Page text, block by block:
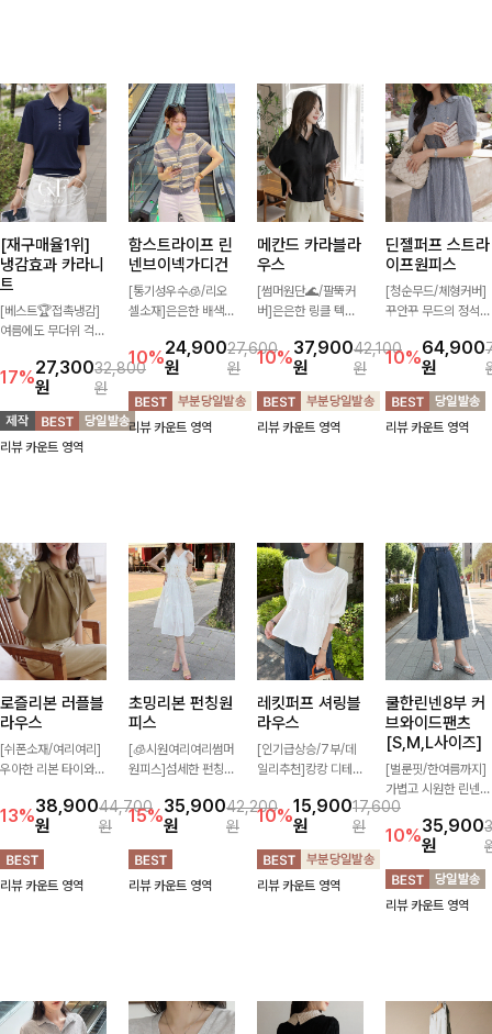
[재구매율1위]
냉감효과 카라니
트
[베스트🏆접촉냉감]
여름에도 무더위 걱정
고 가벼운 소재감으로
여름에도 시원하게 즐
기실 수 있는 니트랍
니다
17%27,300
원
32,800
원
리뷰 카운트 영역
함스트라이프 린
넨브이넥가디건
[통기성우수🧊/리오
셀소재]은은한 배색
캐주얼하면서도 산뜻
한 무드 살려주는 니
트 가디건 💛 브이넥
라인에 슬림하게 떨어
지는 핏 더해져 단독
10%24,900
원
27,600
원
리뷰 카운트 영역
메칸드 카라블라
우스
[썸머원단🌊/팔뚝커
버]은은한 링클 텍스
이 만나 내추럴하면서
도 세련된 무드를 연
출해주는 블라우스-
데일리룩부터 출근룩
까지 다양하게 활용하
10%37,900
원
42,100
원
리뷰 카운트 영역
딘젤퍼프 스트라
이프원피스
[청순무드/체형커버]
꾸안꾸 무드의 정석
용감으로 여름 내내
손이 자주 가는 원피
스예요- 은은한 스트
라이프 패턴과 여유로
운 핏이 만나 편안함
10%64,900
원
리뷰 카운트 영역
로즐리본 러플블
라우스
[쉬폰소재/여리여리]
우아한 리본 타이와
플 디테일이 여성스러
운 분위기를 더해주는
블라우스 🤎 하늘하
늘한 소재감과 여유롭
게 떨어지는 실루엣으
13%38,900
원
44,700
원
리뷰 카운트 영역
초밍리본 펀칭원
피스
[🧊시원여리여리썸머
원피스]섬세한 펀칭
가 어우러져 사랑스러
운 무드를 더한 원피
스 🤍 여리하게 퍼지
는 실루엣으로 로맨틱
하고 여성스럽게 연출
15%35,900
원
42,200
원
리뷰 카운트 영역
레킷퍼프 셔링블
라우스
[인기급상승/7부/데
일리추천]캉캉 디테일
풍성한 실루엣을 완성
해주는 블라우스 🤍
가볍게 퍼지는 핏으로
체형을 자연스럽게 커
버해주며 여성스럽게
10%15,900
원
17,600
원
리뷰 카운트 영역
쿨한린넨8부 커
브와이드팬츠
[S,M,L사이즈]
[벌룬핏/한여름까지]
가볍고 시원한 린넨
혼방 소재로 한여름까
지 쾌적하게 즐기기
좋은 8부 커브 와이드
팬츠 🤍 자연스럽게
떨어지는 커브핏이 멋
스러운 실루엣을 연출
10%35,900
원
리뷰 카운트 영역